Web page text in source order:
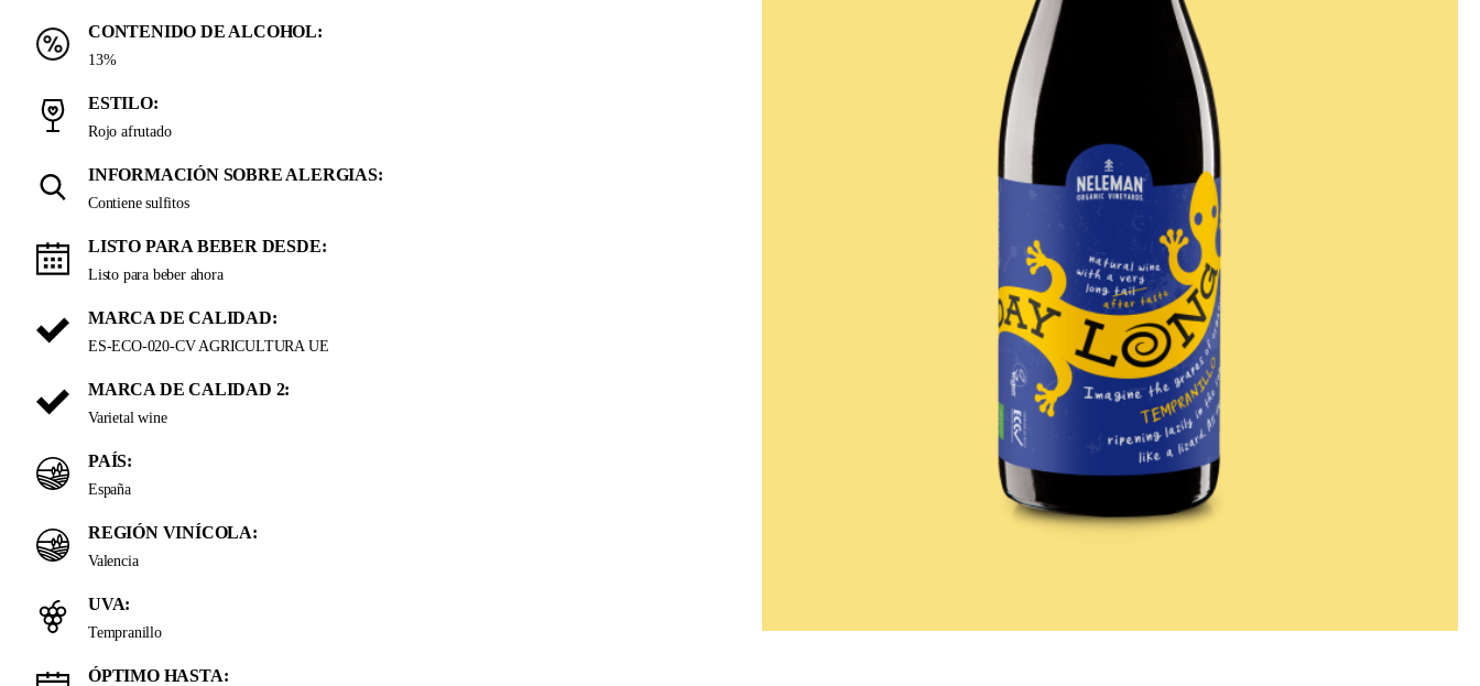
CONTENIDO DE ALCOHOL:
13%
ESTILO:
Rojo afrutado
INFORMACIÓN SOBRE ALERGIAS:
Contiene sulfitos
LISTO PARA BEBER DESDE:
Listo para beber ahora
MARCA DE CALIDAD:
ES-ECO-020-CV AGRICULTURA UE
MARCA DE CALIDAD 2:
Varietal wine
PAÍS:
España
REGIÓN VINÍCOLA:
Valencia
UVA:
Tempranillo
ÓPTIMO HASTA: